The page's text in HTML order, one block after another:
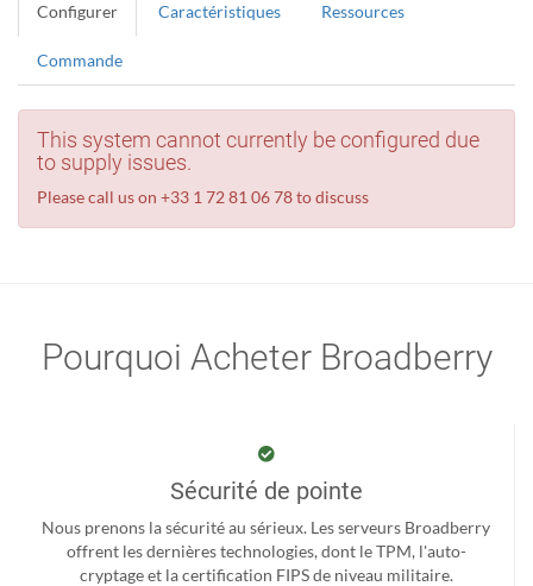
Configurer Caractéristiques Ressources
Commande
This system cannot currently be configured due
to supply issues.
Please call us on +33 1 72 81 06 78 to discuss
Pourquoi Acheter Broadberry
Sécurité de pointe
Nous prenons la sécurité au sérieux. Les serveurs Broadberry
offrent les dernières technologies, dont le TPM, l'auto-
cryptage et la certification FIPS de niveau militaire.